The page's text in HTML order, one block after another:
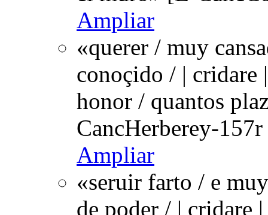
Ampliar
«querer / muy
conoçido / | cridare
honor / quantos
CancHerberey-
Ampliar
«seruir farto / e
de poder / | cridare